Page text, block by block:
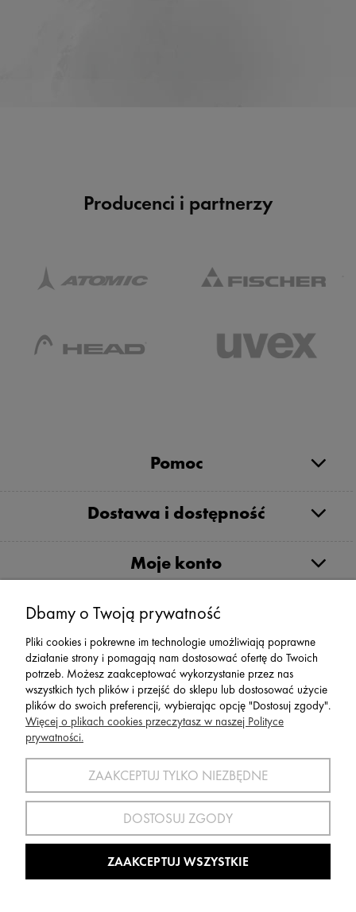
Producenci i partnerzy
Pomoc
Dostawa i dostępność
Moje konto
Serwis
Zwroty,Reklamacje Wymiany
SPORT 2002 ||
sport2002@onet.eutel:(75) 777 76 36
Wszelkie Prawa Zastrzeżone © 2022 Sport2002.pl
Wdrożenie:Agencja InteraktywnaDesignOrka|Sklep Shoper.pl
Dbamy o Twoją prywatność
Pliki cookies i pokrewne im technologie umożliwiają poprawne
działanie strony i pomagają nam dostosować ofertę do Twoich
potrzeb. Możesz zaakceptować wykorzystanie przez nas
wszystkich tych plików i przejść do sklepu lub dostosować użycie
plików do swoich preferencji, wybierając opcję "Dostosuj zgody".
Więcej o plikach cookies przeczytasz w naszej Polityce
prywatności.
ZAAKCEPTUJ TYLKO NIEZBĘDNE
DOSTOSUJ ZGODY
ZAAKCEPTUJ WSZYSTKIE